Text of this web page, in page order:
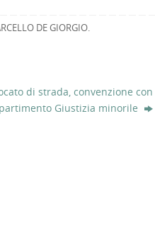
DE GIORGIO.
di strada, convenzione con
Giustizia minorile